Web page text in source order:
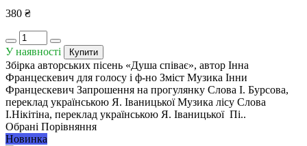
380 ₴
У наявності Купити
Збірка авторських пісень «Душа співає», автор Інна
Францескевич для голосу і ф-но Зміст Музика Інни
Францескевич Запрошення на прогулянку Слова I. Бурсова,
переклад українською Я. Іваницької Музика лісу Слова
I.Нікітіна, переклад українською Я. Іваницької Пі..
Обрані Порівняння
Новинка